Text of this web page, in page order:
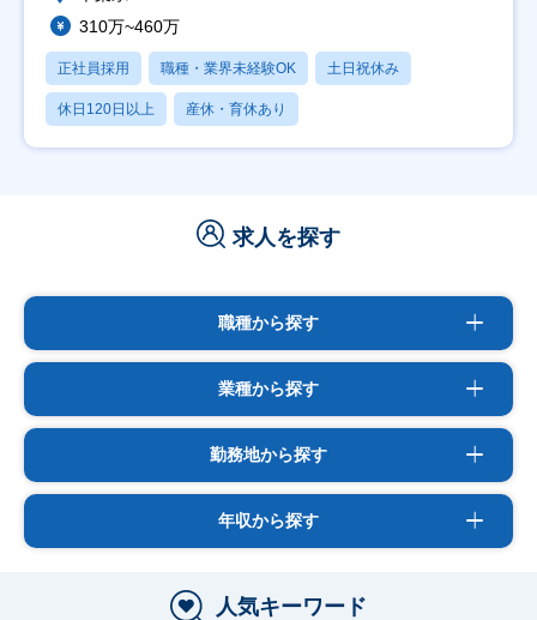
310万~460万
正社員採用 職種・業界未経験OK 土日祝休み
休日120日以上 産休・育休あり
求人を探す
職種から探す
業種から探す
勤務地から探す
年収から探す
人気キーワード